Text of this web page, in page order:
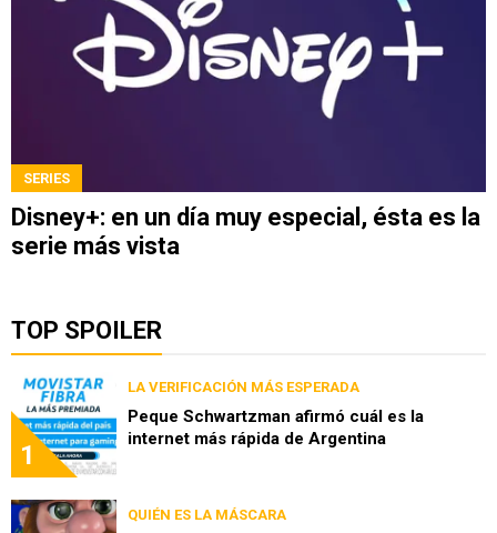
SERIES
Disney+: en un día muy especial, ésta es la
serie más vista
TOP SPOILER
1
LA VERIFICACIÓN MÁS ESPERADA
Peque Schwartzman afirmó cuál es la
internet más rápida de Argentina
QUIÉN ES LA MÁSCARA